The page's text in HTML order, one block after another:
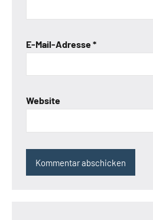
E-Mail-Adresse*
Website